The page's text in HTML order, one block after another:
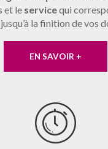
et le servicequi
la finition de vos
EN SAVOIR +